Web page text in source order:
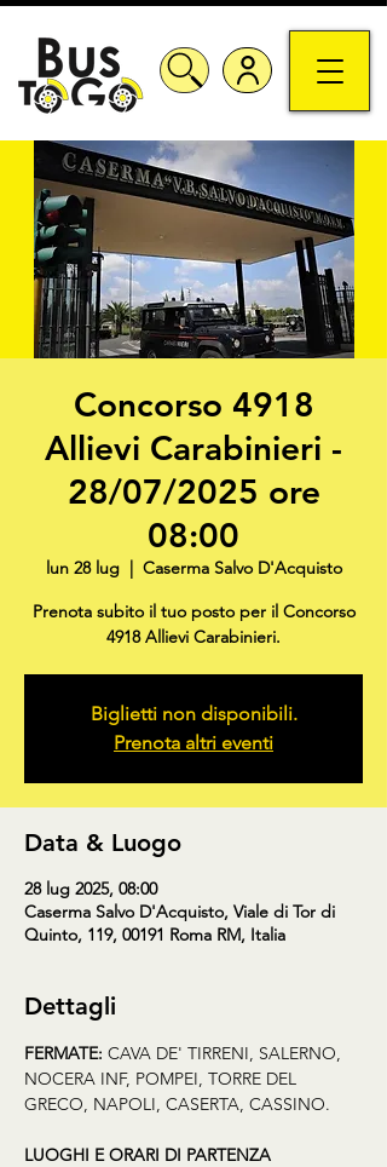
Concorso 4918
Allievi Carabinieri -
28/07/2025 ore
08:00
lun 28 lug
  |
Caserma Salvo D'Acquisto
Prenota subito il tuo posto per il Concorso
4918 Allievi Carabinieri.
Biglietti non disponibili.
Prenota altri eventi
Data & Luogo
28 lug 2025, 08:00
Caserma Salvo D'Acquisto, Viale di Tor di
Quinto, 119, 00191 Roma RM, Italia
Dettagli
FERMATE: CAVA DE' TIRRENI, SALERNO,
NOCERA INF, POMPEI, TORRE DEL
GRECO, NAPOLI, CASERTA, CASSINO.
LUOGHI E ORARI DI PARTENZA